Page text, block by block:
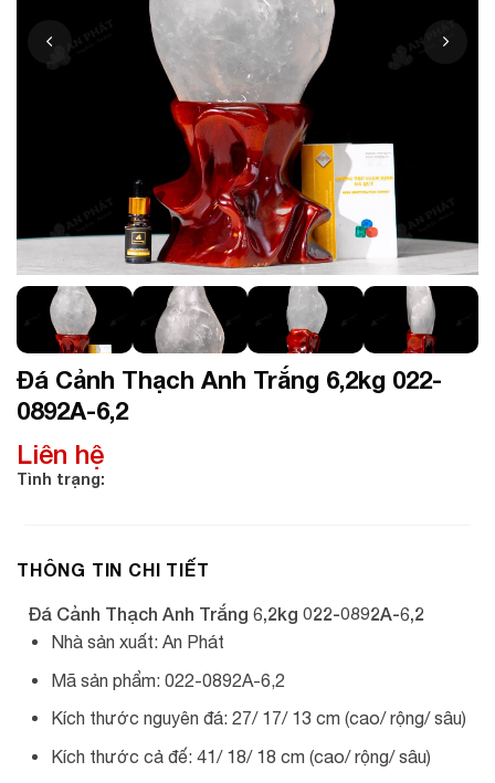
Đá Cảnh Thạch Anh Trắng 6,2kg 022-
0892A-6,2
Liên hệ
Tình trạng:
THÔNG TIN CHI TIẾT
Đá Cảnh Thạch Anh Trắng 6,2kg 022-0892A-6,2
Nhà sản xuất: An Phát
Mã sản phẩm: 022-0892A-6,2
Kích thước nguyên đá: 27/ 17/ 13 cm (cao/ rộng/ sâu)
Kích thước cả đế: 41/ 18/ 18 cm (cao/ rộng/ sâu)